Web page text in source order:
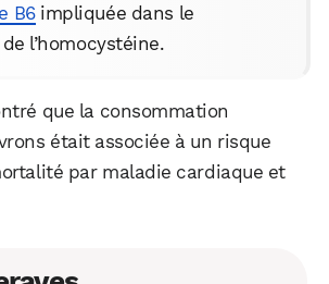
B6impliquée dans le
l’homocystéine.
que la consommation
était associée à un risque
par maladie cardiaque et